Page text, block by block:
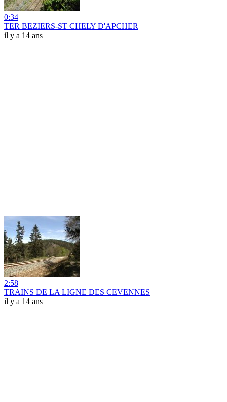
0:34
TER BEZIERS-ST CHELY D'APCHER
il y a 14 ans
2:58
TRAINS DE LA LIGNE DES CEVENNES
il y a 14 ans